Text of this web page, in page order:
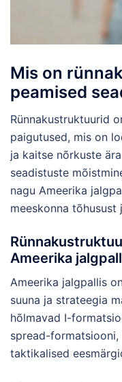
Mis on
peamised
Rünnakustruktuurid
paigutused, mis on
ja kaitse nõrkuste
seadistuste
nagu Ameerika
meeskonna
Ameerika
Ameerika jalgpallis
suuna ja strateegia
hõlmavad I-
spread-
taktikalised